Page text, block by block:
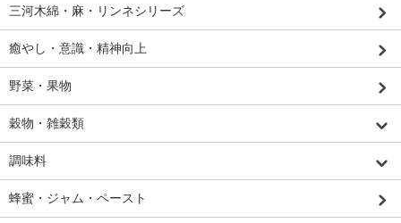
三河木綿・麻・リンネシリーズ
癒やし・意識・精神向上
野菜・果物
穀物・雑穀類
調味料
蜂蜜・ジャム・ペースト